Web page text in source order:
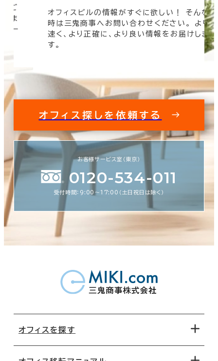
ご
ま
ペー
オフィスビルの情報がすぐに欲しい！ そんな
時は三鬼商事へお問い合わせください。 より
速く、より正確に、より良い情報をお届けしま
す。
オフィス探しを依頼する
お客様サービス室（東京）
0120-534-011
受付時間：9:00〜17:00（土日祝日は除く）
オフィスを探す